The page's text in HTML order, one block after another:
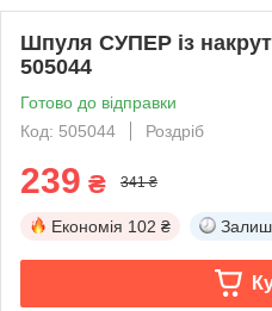
Шпуля СУПЕР із
505044
Готово до відправки
Код: 505044
Роздріб
239 ₴ 341 ₴
Економія 102 ₴